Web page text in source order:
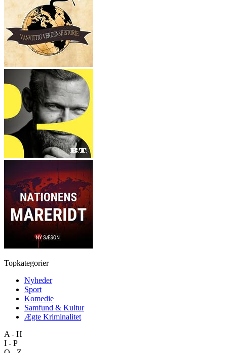
Topkategorier
Nyheder
Sport
Komedie
Samfund & Kultur
Ægte Kriminalitet
A - H
I - P